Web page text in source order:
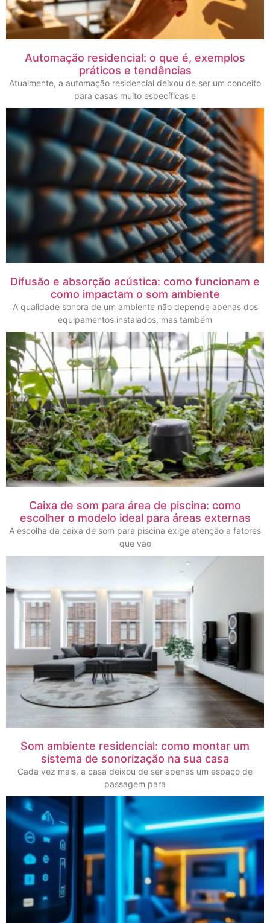
Automação residencial: o que é, exemplos
práticos e tendências
Atualmente, a automação residencial deixou de ser um conceito
para casas muito específicas e
Difusão e absorção acústica: como funcionam e
como impactam o som ambiente
A qualidade sonora de um ambiente não depende apenas dos
equipamentos instalados, mas também
Caixa de som para área de piscina: como
escolher o modelo ideal para áreas externas
A escolha da caixa de som para piscina exige atenção a fatores
que vão
Som ambiente residencial: como montar um
sistema de sonorização na sua casa
Cada vez mais, a casa deixou de ser apenas um espaço de
passagem para